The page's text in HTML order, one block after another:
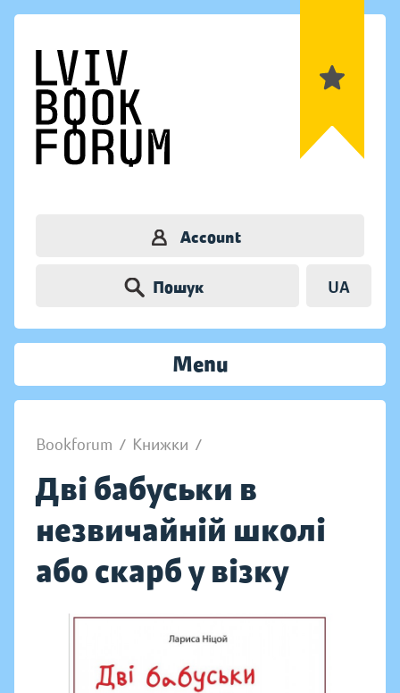
Account
Пошук UA
Menu
Bookforum / Книжки /
Дві бабуськи в
незвичайній школі
або скарб у візку